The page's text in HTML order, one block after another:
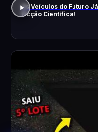
Os Veículos do Futuro
Ficção Científica!